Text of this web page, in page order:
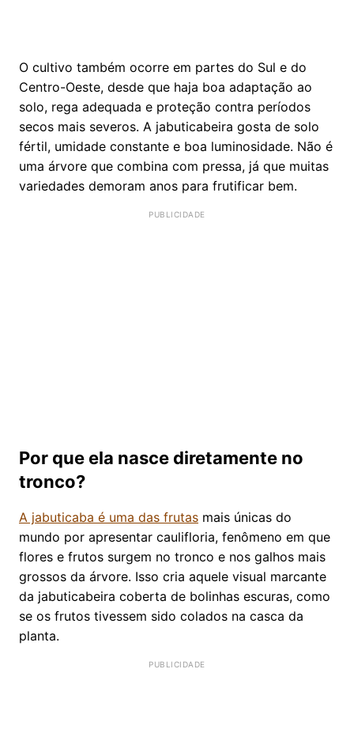
O cultivo também ocorre em partes do Sul e do
Centro-Oeste, desde que haja boa adaptação ao
solo, rega adequada e proteção contra períodos
secos mais severos. A jabuticabeira gosta de solo
fértil, umidade constante e boa luminosidade. Não é
uma árvore que combina com pressa, já que muitas
variedades demoram anos para frutificar bem.
Por que ela nasce diretamente no
tronco?
A jabuticaba é uma das frutas mais únicas do
mundo por apresentar caulifloria, fenômeno em que
flores e frutos surgem no tronco e nos galhos mais
grossos da árvore. Isso cria aquele visual marcante
da jabuticabeira coberta de bolinhas escuras, como
se os frutos tivessem sido colados na casca da
planta.